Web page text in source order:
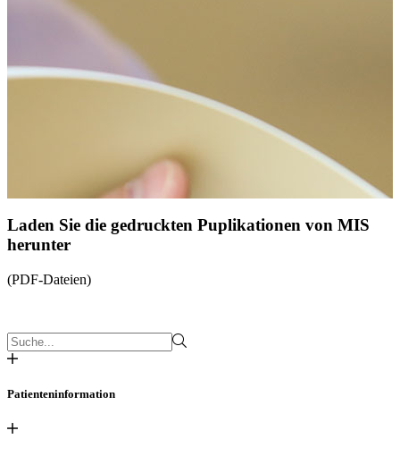
Laden Sie die gedruckten Puplikationen von MIS
herunter
(PDF-Dateien)
Patienteninformation